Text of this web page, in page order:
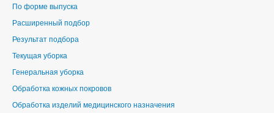
По форме выпуска
Расширенный подбор
Результат подбора
Текущая уборка
Генеральная уборка
Обработка кожных покровов
Обработка изделий медицинского назначения